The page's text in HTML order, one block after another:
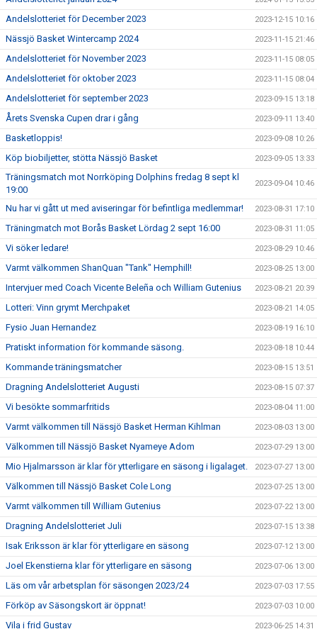
Andelslotteriet för December 2023 2023-12-15 10:16
Nässjö Basket Wintercamp 2024 2023-11-15 21:46
Andelslotteriet för November 2023 2023-11-15 08:05
Andelslotteriet för oktober 2023 2023-11-15 08:04
Andelslotteriet för september 2023 2023-09-15 13:18
Årets Svenska Cupen drar i gång 2023-09-11 13:40
Basketloppis! 2023-09-08 10:26
Köp biobiljetter, stötta Nässjö Basket 2023-09-05 13:33
Träningsmatch mot Norrköping Dolphins fredag 8 sept kl
19:00
2023-09-04 10:46
Nu har vi gått ut med aviseringar för befintliga medlemmar! 2023-08-31 17:10
Träningmatch mot Borås Basket Lördag 2 sept 16:00 2023-08-31 11:05
Vi söker ledare! 2023-08-29 10:46
Varmt välkommen ShanQuan "Tank" Hemphill! 2023-08-25 13:00
Intervjuer med Coach Vicente Beleña och William Gutenius 2023-08-21 20:39
Lotteri: Vinn grymt Merchpaket 2023-08-21 14:05
Fysio Juan Hernandez 2023-08-19 16:10
Pratiskt information för kommande säsong. 2023-08-18 10:44
Kommande träningsmatcher 2023-08-15 13:51
Dragning Andelslotteriet Augusti 2023-08-15 07:37
Vi besökte sommarfritids 2023-08-04 11:00
Varmt välkommen till Nässjö Basket Herman Kihlman 2023-08-03 13:00
Välkommen till Nässjö Basket Nyameye Adom 2023-07-29 13:00
Mio Hjalmarsson är klar för ytterligare en säsong i ligalaget. 2023-07-27 13:00
Välkommen till Nässjö Basket Cole Long 2023-07-25 13:00
Varmt välkommen till William Gutenius 2023-07-22 13:00
Dragning Andelslotteriet Juli 2023-07-15 13:38
Isak Eriksson är klar för ytterligare en säsong 2023-07-12 13:00
Joel Ekenstierna klar för ytterligare en säsong 2023-07-06 13:00
Läs om vår arbetsplan för säsongen 2023/24 2023-07-03 17:55
Förköp av Säsongskort är öppnat! 2023-07-03 10:00
Vila i frid Gustav 2023-06-25 14:31